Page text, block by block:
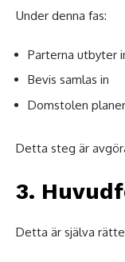
Under denna fas:
Parterna utbyter
Bevis samlas in
Domstolen
Detta steg är
3.
Detta är själva